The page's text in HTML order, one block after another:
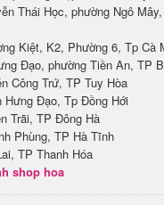
Thái Học, phường Ngô
Kiệt, K2, Phường 6, Tp Cà
Đạo, phường Tiền An, TP
Công Trứ, TP Tuy Hòa
Hưng Đạo, Tp Đồng Hới
Trãi, TP Đông Hà
Phùng, TP Hà Tĩnh
TP Thanh Hóa
shop hoa